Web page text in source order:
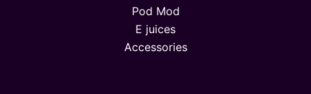
Pod Mod
E juices
Accessories